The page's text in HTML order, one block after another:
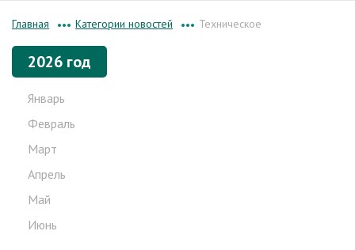
Главная ••• Категории новостей ••• Техническое
2026 год
Январь
Февраль
Март
Апрель
Май
Июнь